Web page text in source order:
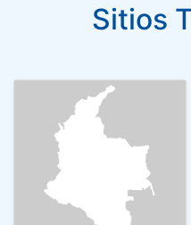
Sitios